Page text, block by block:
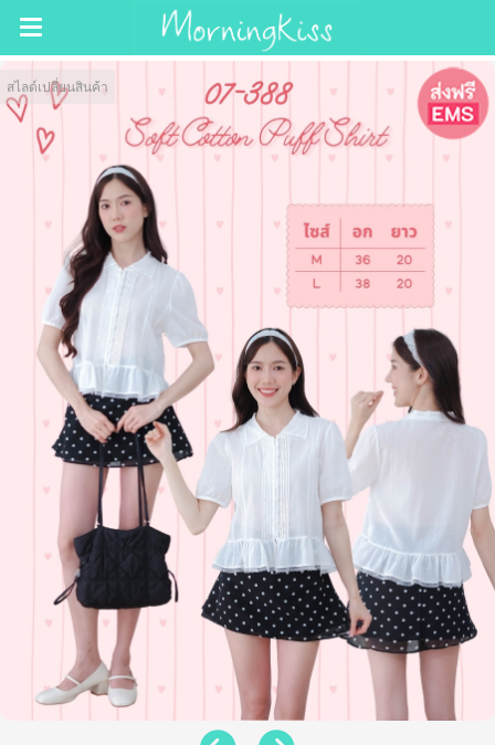
สไลด์เปลี่ยนสินค้า